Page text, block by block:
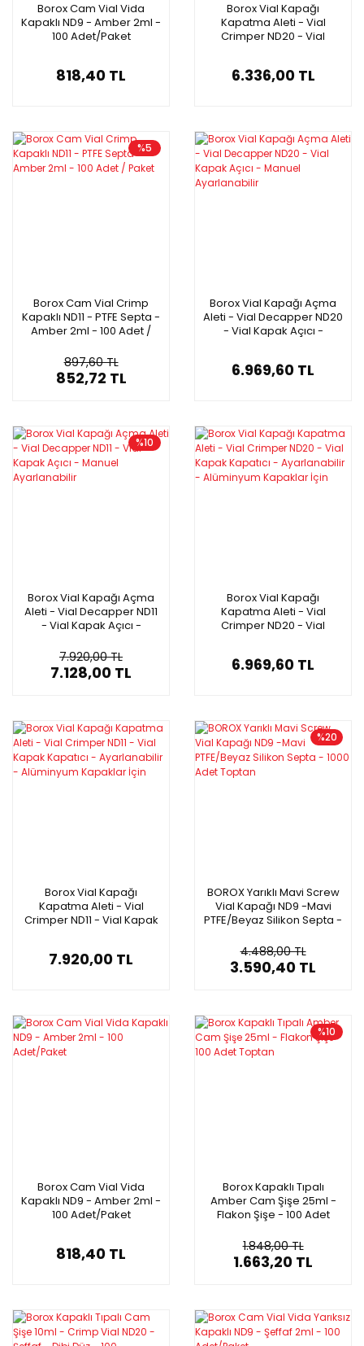
Borox Cam Vial Vida
Kapaklı ND9 - Amber 2ml -
100 Adet/Paket
818,40 TL
Borox Vial Kapağı
Kapatma Aleti - Vial
Crimper ND20 - Vial
6.336,00 TL
%5
Borox Cam Vial Crimp
Kapaklı ND11 - PTFE Septa -
Amber 2ml - 100 Adet /
897,60 TL
852,72 TL
Borox Vial Kapağı Açma
Aleti - Vial Decapper ND20
- Vial Kapak Açıcı -
6.969,60 TL
%10
Borox Vial Kapağı Açma
Aleti - Vial Decapper ND11
- Vial Kapak Açıcı -
7.920,00 TL
7.128,00 TL
Borox Vial Kapağı
Kapatma Aleti - Vial
Crimper ND20 - Vial
Kapaklar İçin
6.969,60 TL
Borox Vial Kapağı
Kapatma Aleti - Vial
Crimper ND11 - Vial Kapak
7.920,00 TL
%20
BOROX Yarıklı Mavi Screw
Vial Kapağı ND9 -Mavi
PTFE/Beyaz Silikon Septa -
4.488,00 TL
3.590,40 TL
Borox Cam Vial Vida
Kapaklı ND9 - Amber 2ml -
100 Adet/Paket
818,40 TL
%10
Borox Kapaklı Tıpalı
Amber Cam Şişe 25ml -
Flakon Şişe - 100 Adet
1.848,00 TL
1.663,20 TL